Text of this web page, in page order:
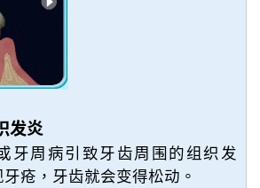
发炎
牙周病引致牙齿周围的组织发
疮，牙齿就会变得松动。